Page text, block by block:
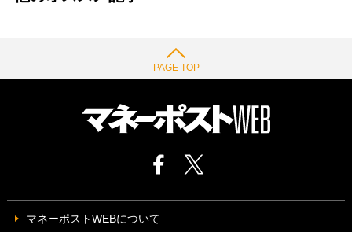
PAGE TOP
マネーポストWEBについて